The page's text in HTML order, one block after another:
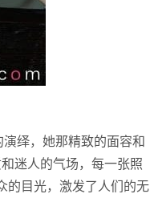
绎，她那精致的面容和
迷人的气场，每一张照
的目光，激发了人们的无